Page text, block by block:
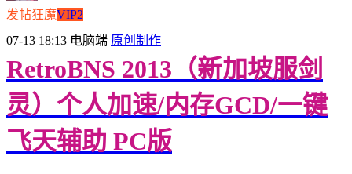
发帖狂魔VIP2
07-13 18:13 电脑端 原创制作
RetroBNS 2013（新加坡服剑
灵）个人加速/内存GCD/一键
飞天辅助 PC版